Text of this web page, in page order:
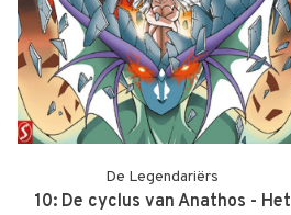
De Legendariërs
10: De cyclus van Anathos - Het